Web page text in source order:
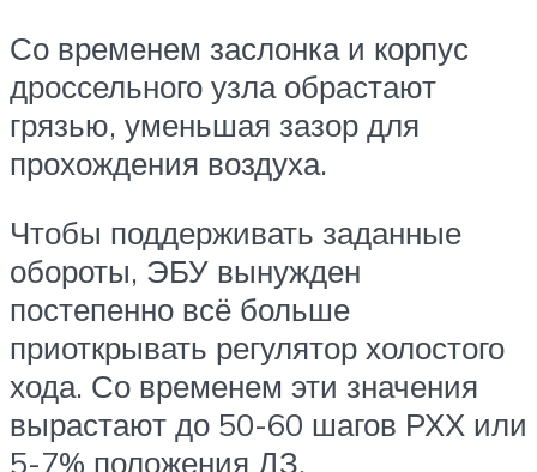
Со временем заслонка и корпус
дроссельного узла обрастают
грязью, уменьшая зазор для
прохождения воздуха.
Чтобы поддерживать заданные
обороты, ЭБУ вынужден
постепенно всё больше
приоткрывать регулятор холостого
хода. Со временем эти значения
вырастают до 50-60 шагов РХХ или
5-7% положения ДЗ.